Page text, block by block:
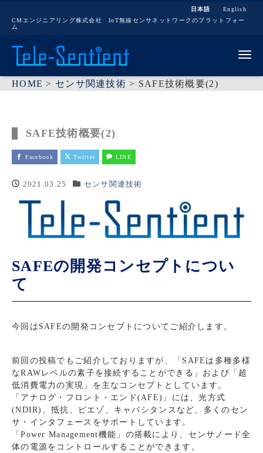
日本語
English
CMエンジニアリング株式会社 IoT無線センサネットワークのプラットフォー
ム
HOME > センサ関連技術 > SAFE技術概要(2)
SAFE技術概要(2)
Facebook Twitter LINE
2021.03.25 センサ関連技術
SAFEの開発コンセプトについ
て
今回はSAFEの開発コンセプトについてご紹介します。
前回の投稿でもご紹介しておりますが、「SAFEは多種多様
なRAWレベルの素子を接続することができる」および「超
低消費電力の実現」を主なコンセプトとしています。
「アナログ・フロント・エンド(AFE)」には、光方式
(NDIR)、抵抗、ピエゾ、キャパシタンスなど、多くのセン
サ・インタフェースをサポートしています。
「Power Management機能」の搭載により、センサノード全
体の電源をコントロールすることができます。